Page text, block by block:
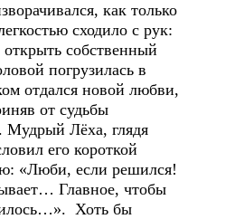
как только
сходило с рук:
собственный
погрузилась в
отдался новой любви,
от судьбы
Мудрый Лёха, глядя
его короткой
«Люби, если решился!
Главное, чтобы
Хоть бы